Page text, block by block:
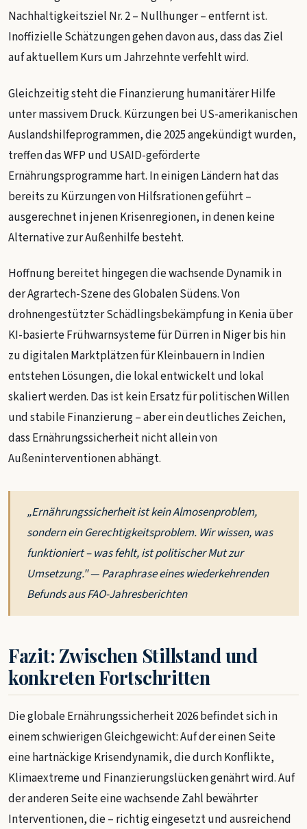
Nachhaltigkeitsziel Nr. 2 – Nullhunger – entfernt ist.
Inoffizielle Schätzungen gehen davon aus, dass das Ziel
auf aktuellem Kurs um Jahrzehnte verfehlt wird.
Gleichzeitig steht die Finanzierung humanitärer Hilfe
unter massivem Druck. Kürzungen bei US-amerikanischen
Auslandshilfeprogrammen, die 2025 angekündigt wurden,
treffen das WFP und USAID-geförderte
Ernährungsprogramme hart. In einigen Ländern hat das
bereits zu Kürzungen von Hilfsrationen geführt –
ausgerechnet in jenen Krisenregionen, in denen keine
Alternative zur Außenhilfe besteht.
Hoffnung bereitet hingegen die wachsende Dynamik in
der Agrartech-Szene des Globalen Südens. Von
drohnengestützter Schädlingsbekämpfung in Kenia über
KI-basierte Frühwarnsysteme für Dürren in Niger bis hin
zu digitalen Marktplätzen für Kleinbauern in Indien
entstehen Lösungen, die lokal entwickelt und lokal
skaliert werden. Das ist kein Ersatz für politischen Willen
und stabile Finanzierung – aber ein deutliches Zeichen,
dass Ernährungssicherheit nicht allein von
Außeninterventionen abhängt.
„Ernährungssicherheit ist kein Almosenproblem,
sondern ein Gerechtigkeitsproblem. Wir wissen, was
funktioniert – was fehlt, ist politischer Mut zur
Umsetzung." — Paraphrase eines wiederkehrenden
Befunds aus FAO-Jahresberichten
Fazit: Zwischen Stillstand und
konkreten Fortschritten
Die globale Ernährungssicherheit 2026 befindet sich in
einem schwierigen Gleichgewicht: Auf der einen Seite
eine hartnäckige Krisendynamik, die durch Konflikte,
Klimaextreme und Finanzierungslücken genährt wird. Auf
der anderen Seite eine wachsende Zahl bewährter
Interventionen, die – richtig eingesetzt und ausreichend